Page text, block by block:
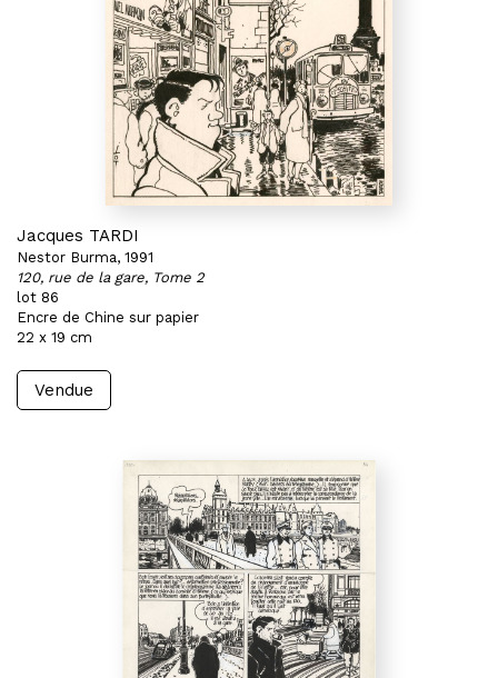
Jacques TARDI
Nestor Burma, 1991
120, rue de la gare, Tome 2
lot 86
Encre de Chine sur papier
22 x 19 cm
Vendue